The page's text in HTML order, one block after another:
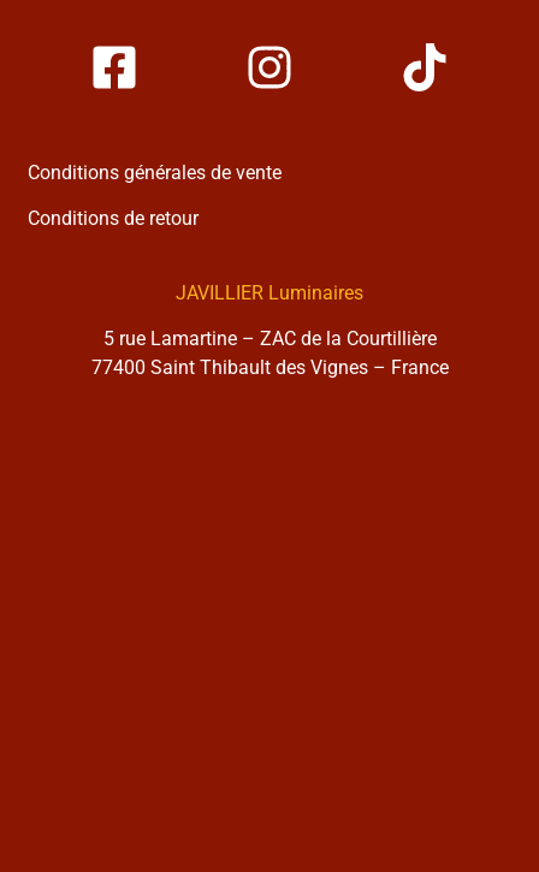
Conditions générales de vente
Conditions de retour
JAVILLIER Luminaires
5 rue Lamartine – ZAC de la Courtillière
77400 Saint Thibault des Vignes – France